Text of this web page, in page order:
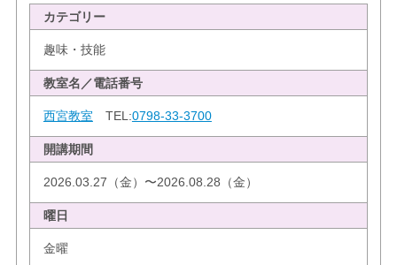
カテゴリー
趣味・技能
教室名／電話番号
西宮教室 TEL:0798-33-3700
開講期間
2026.03.27（金）〜2026.08.28（金）
曜日
金曜